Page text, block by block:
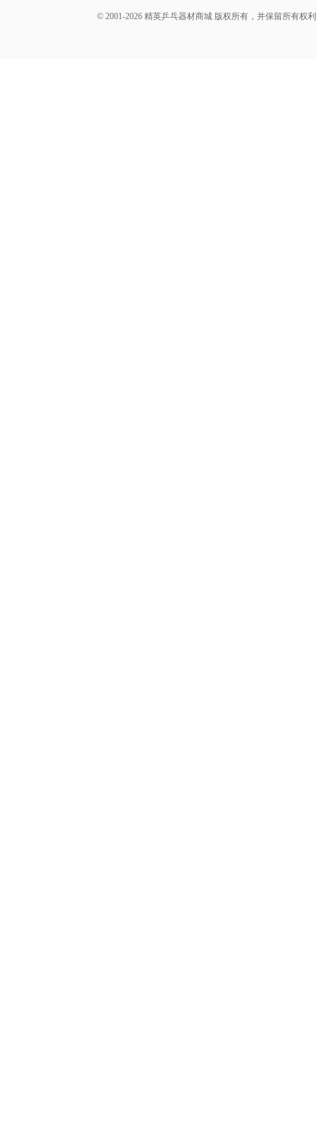
© 2001-2026 精英乒乓器材商城 版权所有，并保留所有权